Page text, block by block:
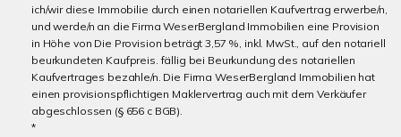
ich/wir diese Immobilie durch einen notariellen Kaufvertrag erwerbe/n,
und werde/n an die Firma WeserBergland Immobilien eine Provision
in Höhe von Die Provision beträgt 3,57 %, inkl. MwSt., auf den notariell
beurkundeten Kaufpreis. fällig bei Beurkundung des notariellen
Kaufvertrages bezahle/n. Die Firma WeserBergland Immobilien hat
einen provisionspflichtigen Maklervertrag auch mit dem Verkäufer
abgeschlossen (§ 656 c BGB).
*